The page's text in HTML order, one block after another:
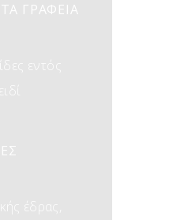
ΓΡΑΦΕΙΑ
εντός
έδρας,